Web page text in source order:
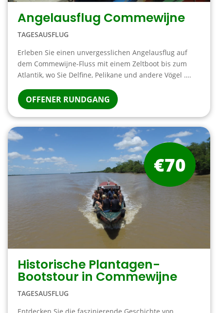
Angelausflug Commewijne
TAGESAUSFLUG
Erleben Sie einen unvergesslichen Angelausflug auf
dem Commewijne-Fluss mit einem Zeltboot bis zum
Atlantik, wo Sie Delfine, Pelikane und andere Vögel ….
OFFENER RUNDGANG
Historische Plantagen-
Bootstour in Commewijne
TAGESAUSFLUG
€70